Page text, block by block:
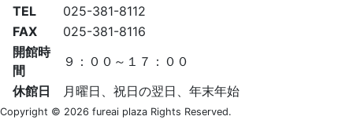
TEL
025-381-8112
FAX
025-381-8116
開館時
間
９：００～１７：００
休館日
月曜日、祝日の翌日、年末年始
Copyright © 2026 fureai plaza Rights Reserved.